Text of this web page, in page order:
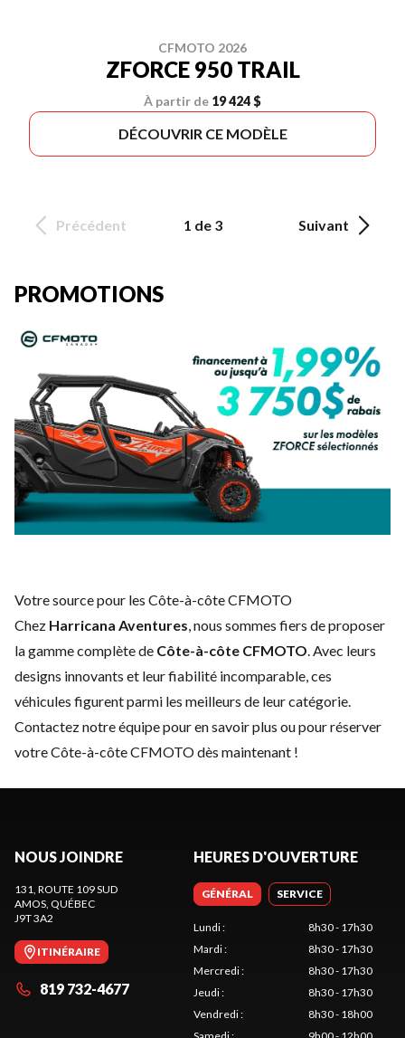
CFMOTO 2026
ZFORCE 950 TRAIL
À partir de 19 424 $
DÉCOUVRIR CE MODÈLE
Précédent 1 de 3 Suivant
PROMOTIONS
Votre source pour les Côte-à-côte CFMOTO
Chez Harricana Aventures, nous sommes fiers de proposer
la gamme complète de Côte-à-côte CFMOTO. Avec leurs
designs innovants et leur fiabilité incomparable, ces
véhicules figurent parmi les meilleurs de leur catégorie.
Contactez notre équipepour en savoir plus ou pour réserver
votre Côte-à-côte CFMOTO dès maintenant !
NOUS JOINDRE
131, ROUTE 109 SUD
AMOS, QUÉBEC
J9T 3A2
ITINÉRAIRE
819 732-4677
HEURES D'OUVERTURE
GÉNÉRAL SERVICE
Lundi:
8h30 - 17h30
Mardi:
8h30 - 17h30
Mercredi:
8h30 - 17h30
Jeudi:
8h30 - 17h30
Vendredi:
8h30 - 18h00